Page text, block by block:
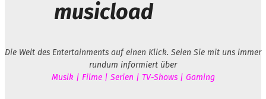
musicload
Die Welt des Entertainments auf einen Klick. Seien Sie mit uns immer
rundum informiert über
Musik | Filme | Serien | TV-Shows | Gaming